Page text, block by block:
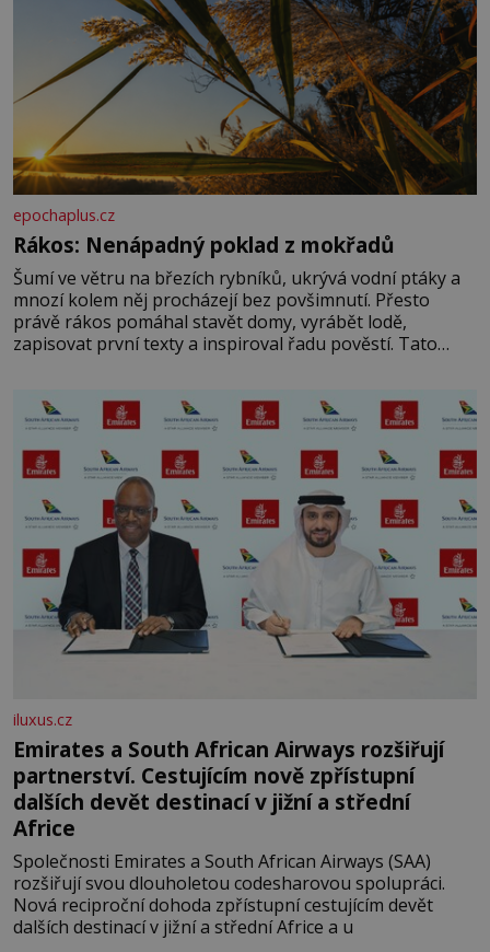
epochaplus.cz
Rákos: Nenápadný poklad z mokřadů
Šumí ve větru na březích rybníků, ukrývá vodní ptáky a
mnozí kolem něj procházejí bez povšimnutí. Přesto
právě rákos pomáhal stavět domy, vyrábět lodě,
zapisovat první texty a inspiroval řadu pověstí. Tato
letního koupání. Stačí se však podívat
iluxus.cz
Emirates a South African Airways rozšiřují
partnerství. Cestujícím nově zpřístupní
dalších devět destinací v jižní a střední
Africe
Společnosti Emirates a South African Airways (SAA)
rozšiřují svou dlouholetou codesharovou spolupráci.
Nová reciproční dohoda zpřístupní cestujícím devět
dalších destinací v jižní a střední Africe a u